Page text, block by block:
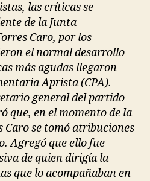
las críticas se
de la Junta
Caro, por los
el normal desarrollo
más agudas llegaron
Aprista (CPA).
general del partido
que, en el momento de la
se tomó atribuciones
Agregó que ello fue
de quien dirigía la
que lo acompañaban en